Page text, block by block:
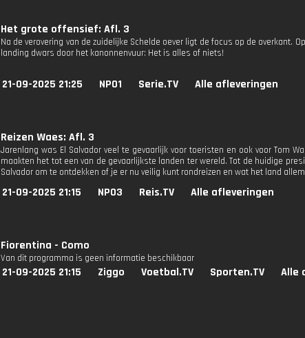
Het grote offensief: Afl. 3
Na de verovering van de zuidelijke Schelde oever ligt de focus op de overkant.
landing dwars door het kanonnenvuur: Het is alles of niets!
21-09-2025 21:25 NPO1 Serie.TV Alle afleveringen
Reizen Waes: Afl. 3
Jarenlang was El Salvador veel te gevaarlijk voor toeristen en ook voor Tom
maakten het tot een van de gevaarlijkste landen ter wereld. Tot de huidige
Salvador om te ontdekken of je er nu veilig kunt rondreizen en wat het land
21-09-2025 21:15 NPO3 Reis.TV Alle afleveringen
Fiorentina - Como
Van dit programma is geen informatie beschikbaar
21-09-2025 21:15 Ziggo Voetbal.TV Sporten.TV Alle